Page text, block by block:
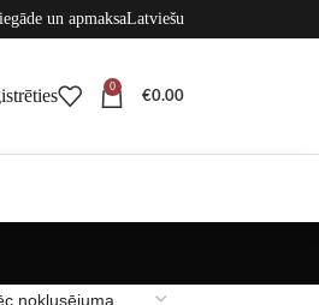
un apmaksaLatviešu
0
€0.00